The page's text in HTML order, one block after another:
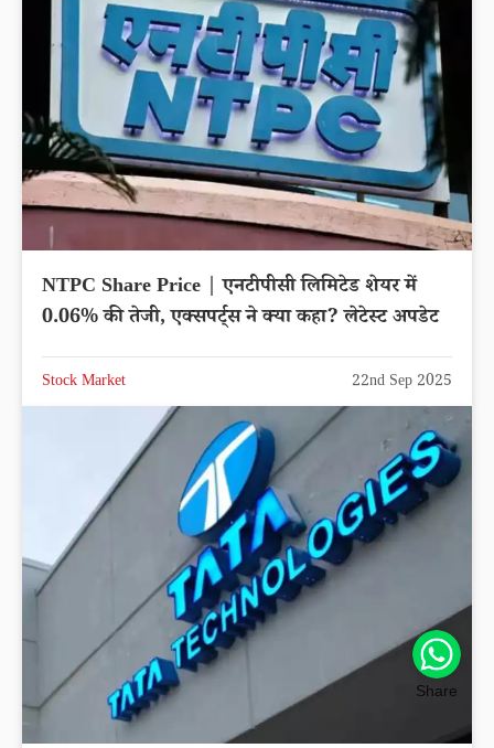
NTPC Share Price | एनटीपीसी लिमिटेड शेयर में
0.06% की तेजी, एक्सपर्ट्स ने क्या कहा? लेटेस्ट अपडेट
Stock Market 22nd Sep 2025
Share